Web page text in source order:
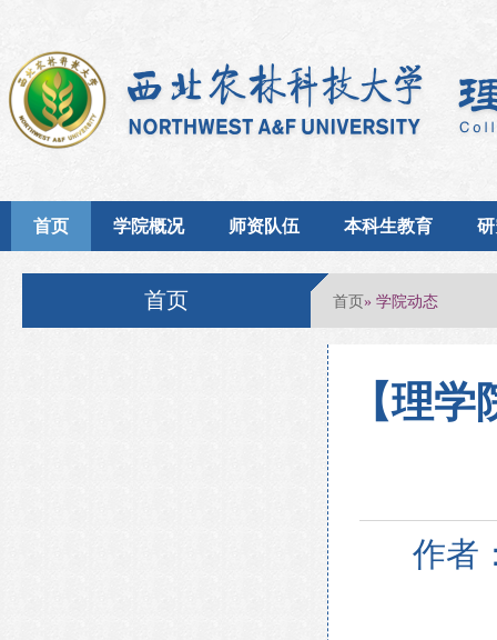
首页 学院概况 师资队伍 本科生教育
首页 首页» 学院动态
【理
作者